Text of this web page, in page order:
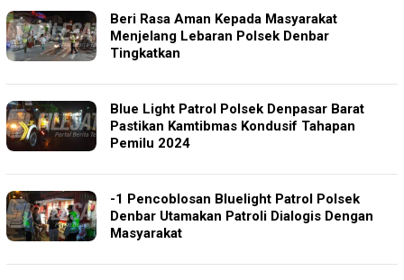
Beri Rasa Aman Kepada Masyarakat
Menjelang Lebaran Polsek Denbar
Tingkatkan
Blue Light Patrol Polsek Denpasar Barat
Pastikan Kamtibmas Kondusif Tahapan
Pemilu 2024
-1 Pencoblosan Bluelight Patrol Polsek
Denbar Utamakan Patroli Dialogis Dengan
Masyarakat